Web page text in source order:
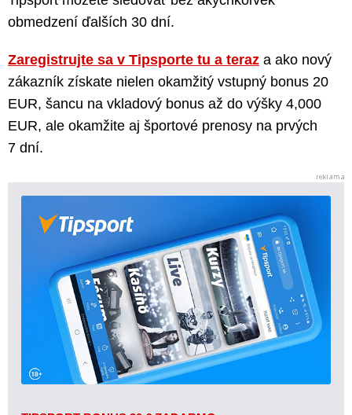
obmedzení ďalších 30 dní.
Zaregistrujte sa v Tipsporte tu a teraz a ako nový
zákazník získate nielen okamžitý vstupný bonus 20
EUR, šancu na vkladový bonus až do výšky 4,000
EUR, ale okamžite aj športové prenosy na prvých
7 dní.